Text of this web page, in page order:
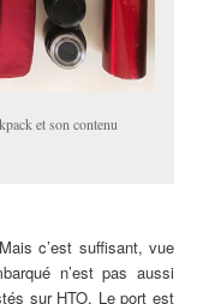
et son contenu
c’est suffisant, vue
n’est pas aussi
sur HTO. Le port est